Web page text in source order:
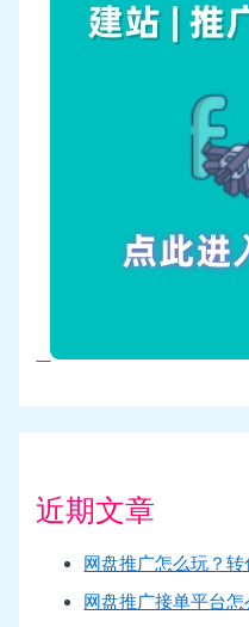
近期文章
网盘推广怎么玩？
网盘推广接单平台怎